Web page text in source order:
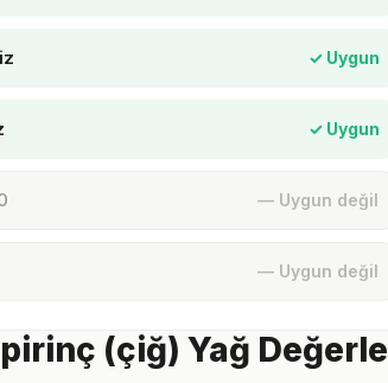
✓ Uygun
✓ Uygun
— Uygun değil
— Uygun değil
pirinç (çiğ) Yağ